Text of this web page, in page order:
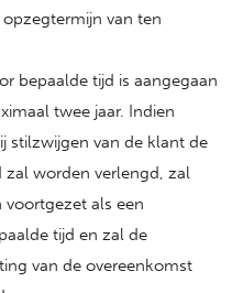
van ten
bepaalde tijd is aangegaan
twee jaar. Indien
stilzwijgen van de klant de
worden verlengd, zal
als een
tijd en zal de
van de overeenkomst